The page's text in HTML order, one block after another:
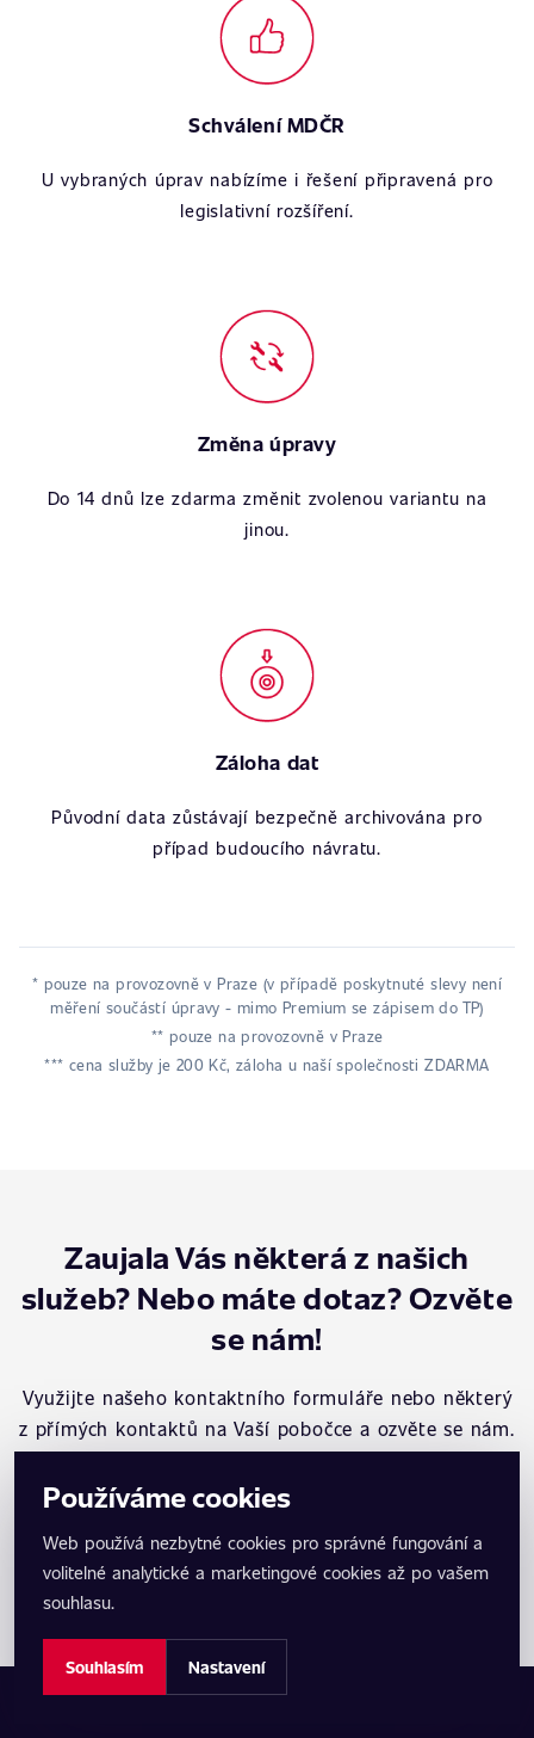
Schválení MDČR
U vybraných úprav nabízíme i řešení připravená pro
legislativní rozšíření.
Změna úpravy
Do 14 dnů lze zdarma změnit zvolenou variantu na
jinou.
Záloha dat
Původní data zůstávají bezpečně archivována pro
případ budoucího návratu.
* pouze na provozovně v Praze (v případě poskytnuté slevy není
měření součástí úpravy - mimo Premium se zápisem do TP)
** pouze na provozovně v Praze
*** cena služby je 200 Kč, záloha u naší společnosti ZDARMA
Zaujala Vás některá z našich
služeb? Nebo máte dotaz? Ozvěte
se nám!
Využijte našeho kontaktního formuláře nebo některý
z přímých kontaktů na Vaší pobočce a ozvěte se nám.
Rádi Vám pomůžeme a odpovíme na Vaše dotazy.
Kontaktovat
Zobrazit mapu poboček
Používáme cookies
Web používá nezbytné cookies pro správné fungování a
volitelné analytické a marketingové cookies až po vašem
souhlasu.
Souhlasím Nastavení